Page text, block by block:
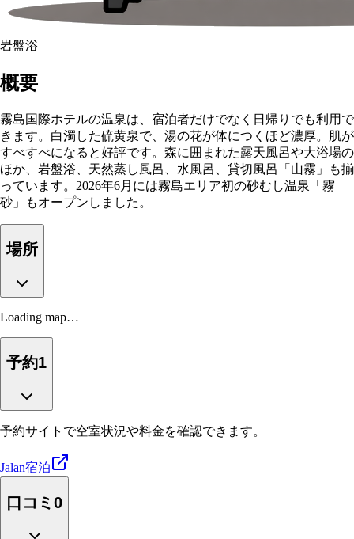
岩盤浴
概要
霧島国際ホテルの温泉は、宿泊者だけでなく日帰りでも利用で
きます。白濁した硫黄泉で、湯の花が体につくほど濃厚。肌が
すべすべになると好評です。森に囲まれた露天風呂や大浴場の
ほか、岩盤浴、天然蒸し風呂、水風呂、貸切風呂「山霧」も揃
っています。2026年6月には霧島エリア初の砂むし温泉「霧
砂」もオープンしました。
場所
Loading map…
予約1
予約サイトで空室状況や料金を確認できます。
Jalan宿泊
口コミ 0